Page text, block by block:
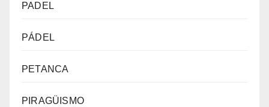
PADEL
PÁDEL
PETANCA
PIRAGÜISMO